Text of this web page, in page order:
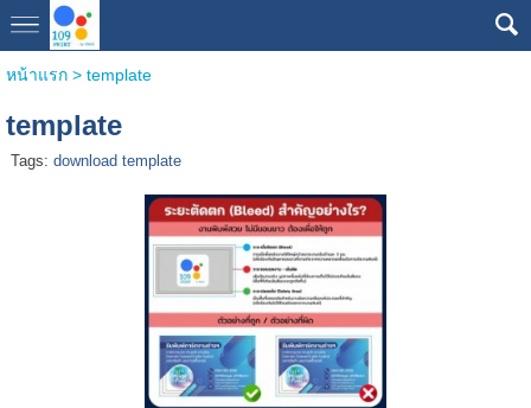
หน้าแรก> template
template
Tags: download template